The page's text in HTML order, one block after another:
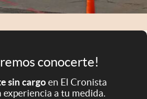
conocerte!
sin cargoen El Cronista
experiencia a tu medida.